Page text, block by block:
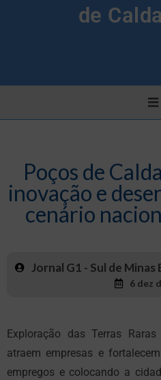
de
Poços de
inovação e
cenário
Jornal G1 - Sul de Minas
6 dez
Exploração das Terras
atraem empresas e
empregos e colocando a